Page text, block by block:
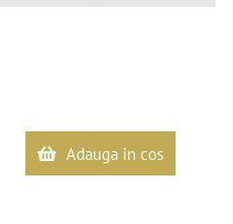
Adauga in cos